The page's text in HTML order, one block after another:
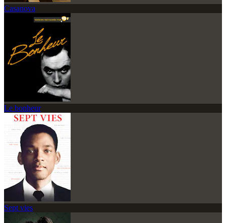
Casanova
Le bonheur
Sept vies